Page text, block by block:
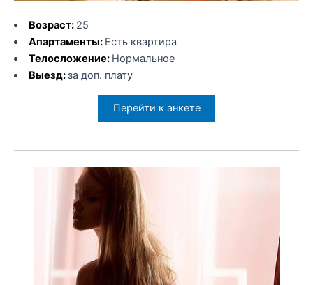
Возраст: 25
Апартаменты: Есть квартира
Телосложение: Нормальное
Выезд:за доп. плату
Перейти к анкете